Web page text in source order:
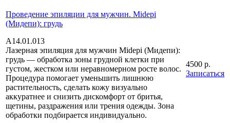
Проведение эпиляции для мужчин. Midepi
(Мидепи): грудь
А14.01.013
Лазерная эпиляция для мужчин Midepi (Мидепи):
грудь — обработка зоны грудной клетки при
густом, жестком или неравномерном росте волос.
Процедура помогает уменьшить лишнюю
растительность, сделать кожу визуально
аккуратнее и снизить дискомфорт от бритья,
щетины, раздражения или трения одежды. Зона
обработки подбирается индивидуально.
4500 р.
Записаться